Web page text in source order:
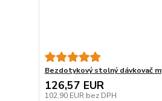
Bezdotykový stolný dávkovač
126,57 EUR
102,90 EUR bez DPH